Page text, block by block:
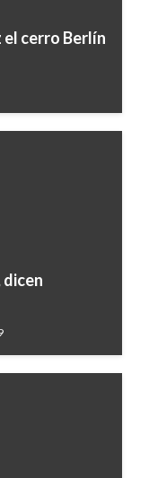
cerro Berlín
dicen